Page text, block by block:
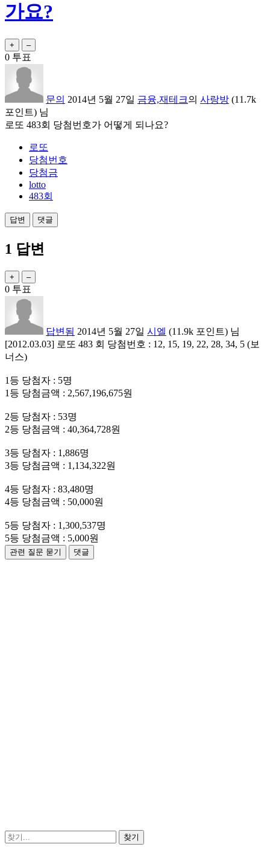
가요?
0 투표
문의 2014년 5월 27일 금융,재테크의 사랑방 (11.7k
포인트) 님
로또 483회 당첨번호가 어떻게 되나요?
로또
당첨번호
당첨금
lotto
483회
1 답변
0 투표
답변됨 2014년 5월 27일 시엘 (11.9k 포인트) 님
[2012.03.03] 로또 483 회 당첨번호 : 12, 15, 19, 22, 28, 34, 5 (보
너스)
1등 당첨자 : 5명
1등 당첨금액 : 2,567,196,675원
2등 당첨자 : 53명
2등 당첨금액 : 40,364,728원
3등 당첨자 : 1,886명
3등 당첨금액 : 1,134,322원
4등 당첨자 : 83,480명
4등 당첨금액 : 50,000원
5등 당첨자 : 1,300,537명
5등 당첨금액 : 5,000원